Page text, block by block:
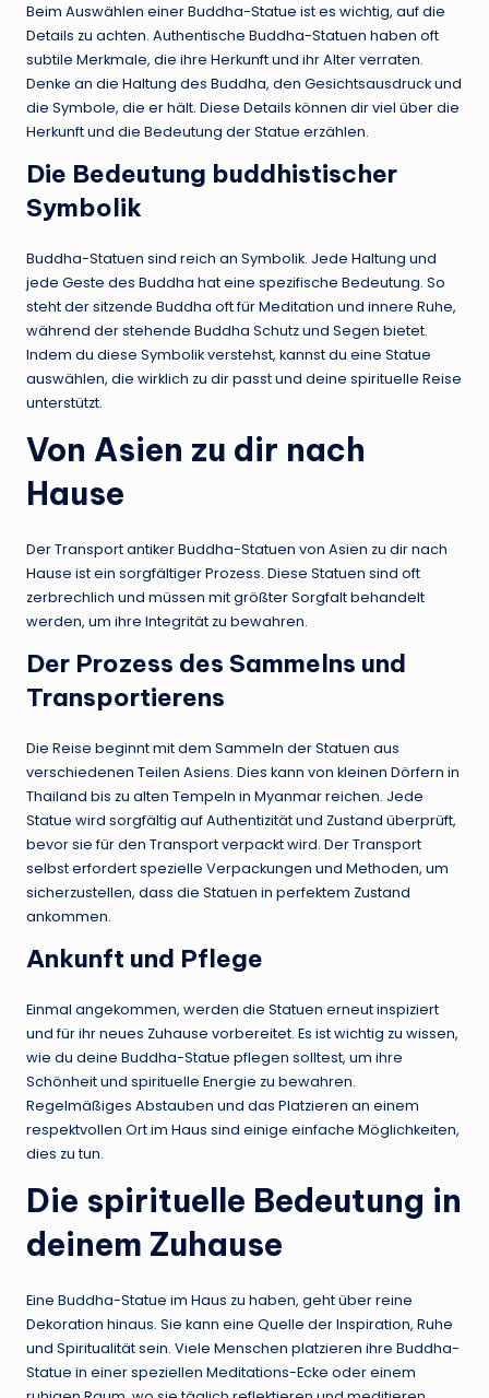
Beim Auswählen einer Buddha-Statue ist es wichtig, auf die
Details zu achten. Authentische Buddha-Statuen haben oft
subtile Merkmale, die ihre Herkunft und ihr Alter verraten.
Denke an die Haltung des Buddha, den Gesichtsausdruck und
die Symbole, die er hält. Diese Details können dir viel über die
Herkunft und die Bedeutung der Statue erzählen.
Die Bedeutung buddhistischer
Symbolik
Buddha-Statuen sind reich an Symbolik. Jede Haltung und
jede Geste des Buddha hat eine spezifische Bedeutung. So
steht der sitzende Buddha oft für Meditation und innere Ruhe,
während der stehende Buddha Schutz und Segen bietet.
Indem du diese Symbolik verstehst, kannst du eine Statue
auswählen, die wirklich zu dir passt und deine spirituelle Reise
unterstützt.
Von Asien zu dir nach
Hause
Der Transport antiker Buddha-Statuen von Asien zu dir nach
Hause ist ein sorgfältiger Prozess. Diese Statuen sind oft
zerbrechlich und müssen mit größter Sorgfalt behandelt
werden, um ihre Integrität zu bewahren.
Der Prozess des Sammelns und
Transportierens
Die Reise beginnt mit dem Sammeln der Statuen aus
verschiedenen Teilen Asiens. Dies kann von kleinen Dörfern in
Thailand bis zu alten Tempeln in Myanmar reichen. Jede
Statue wird sorgfältig auf Authentizität und Zustand überprüft,
bevor sie für den Transport verpackt wird. Der Transport
selbst erfordert spezielle Verpackungen und Methoden, um
sicherzustellen, dass die Statuen in perfektem Zustand
ankommen.
Ankunft und Pflege
Einmal angekommen, werden die Statuen erneut inspiziert
und für ihr neues Zuhause vorbereitet. Es ist wichtig zu wissen,
wie du deine Buddha-Statue pflegen solltest, um ihre
Schönheit und spirituelle Energie zu bewahren.
Regelmäßiges Abstauben und das Platzieren an einem
respektvollen Ort im Haus sind einige einfache Möglichkeiten,
dies zu tun.
Die spirituelle Bedeutung in
deinem Zuhause
Eine Buddha-Statue im Haus zu haben, geht über reine
Dekoration hinaus. Sie kann eine Quelle der Inspiration, Ruhe
und Spiritualität sein. Viele Menschen platzieren ihre Buddha-
Statue in einer speziellen Meditations-Ecke oder einem